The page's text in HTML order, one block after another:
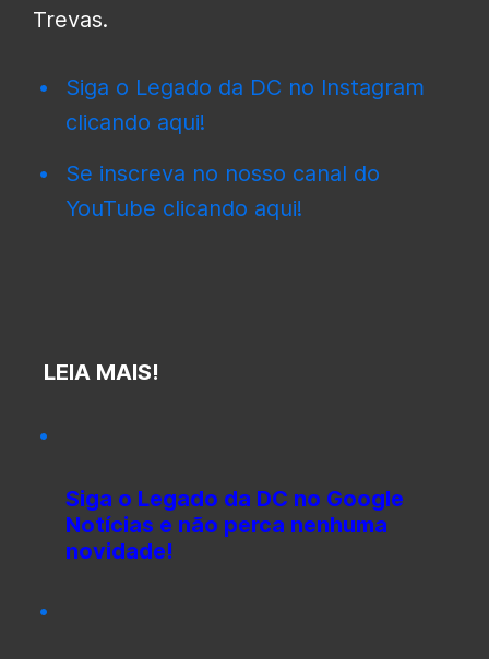
Trevas.
Siga o Legado da DC no Instagram
clicando aqui!
Se inscreva no nosso canal do
YouTube clicando aqui!
LEIA MAIS!
Siga o Legado da DC no Google
Notícias e não perca nenhuma
novidade!